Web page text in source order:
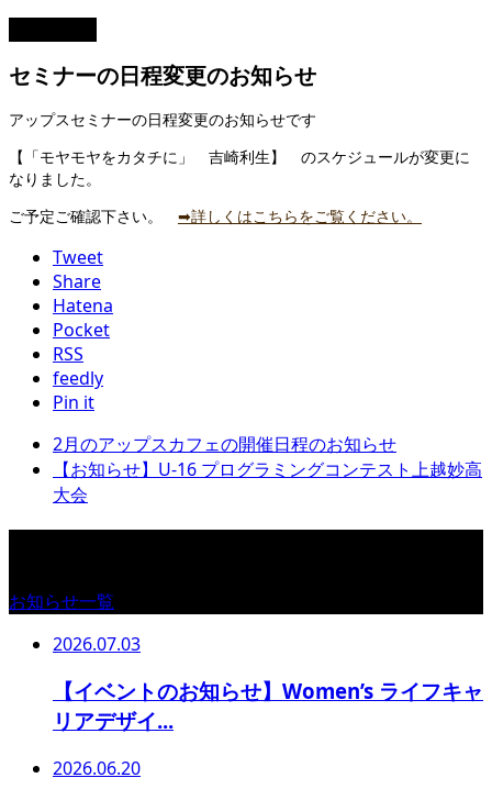
セミナーの日程変更のお知らせ
アップスセミナーの日程変更のお知らせです
【「モヤモヤをカタチに」 吉崎利生】 のスケジュールが変更に
なりました。
ご予定ご確認下さい。 ➡詳しくはこちらをご覧ください。
Tweet
Share
Hatena
Pocket
RSS
feedly
Pin it
2月のアップスカフェの開催日程のお知らせ
【お知らせ】U-16 プログラミングコンテスト上越妙高
大会
お知らせ一覧
2026.07.03
【イベントのお知らせ】Women’s ライフキャ
リアデザイ...
2026.06.20